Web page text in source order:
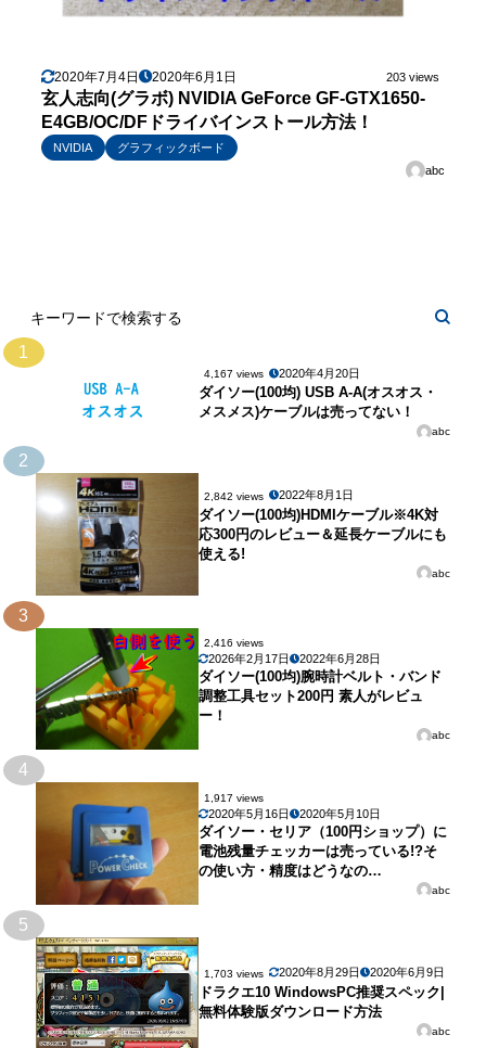
2020年7月4日 2020年6月1日 203 views
玄人志向(グラボ) NVIDIA GeForce GF-GTX1650-
E4GB/OC/DFドライバインストール方法！
NVIDIA
グラフィックボード
abc
1
4,167 views 2020年4月20日
ダイソー(100均) USB A-A(オスオス・
メスメス)ケーブルは売ってない！
abc
2
2,842 views 2022年8月1日
ダイソー(100均)HDMIケーブル※4K対
応300円のレビュー＆延長ケーブルにも
使える!
abc
3
2,416 views
2026年2月17日 2022年6月28日
ダイソー(100均)腕時計ベルト・バンド
調整工具セット200円 素人がレビュ
ー！
abc
4
1,917 views
2020年5月16日 2020年5月10日
ダイソー・セリア（100円ショップ）に
電池残量チェッカーは売っている!?そ
の使い方・精度はどうなの…
abc
5
1,703 views 2020年8月29日 2020年6月9日
ドラクエ10 WindowsPC推奨スペック|
無料体験版ダウンロード方法
abc